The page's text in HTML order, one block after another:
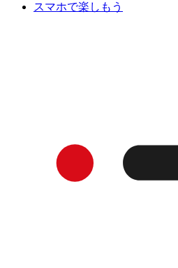
スマホで楽しもう